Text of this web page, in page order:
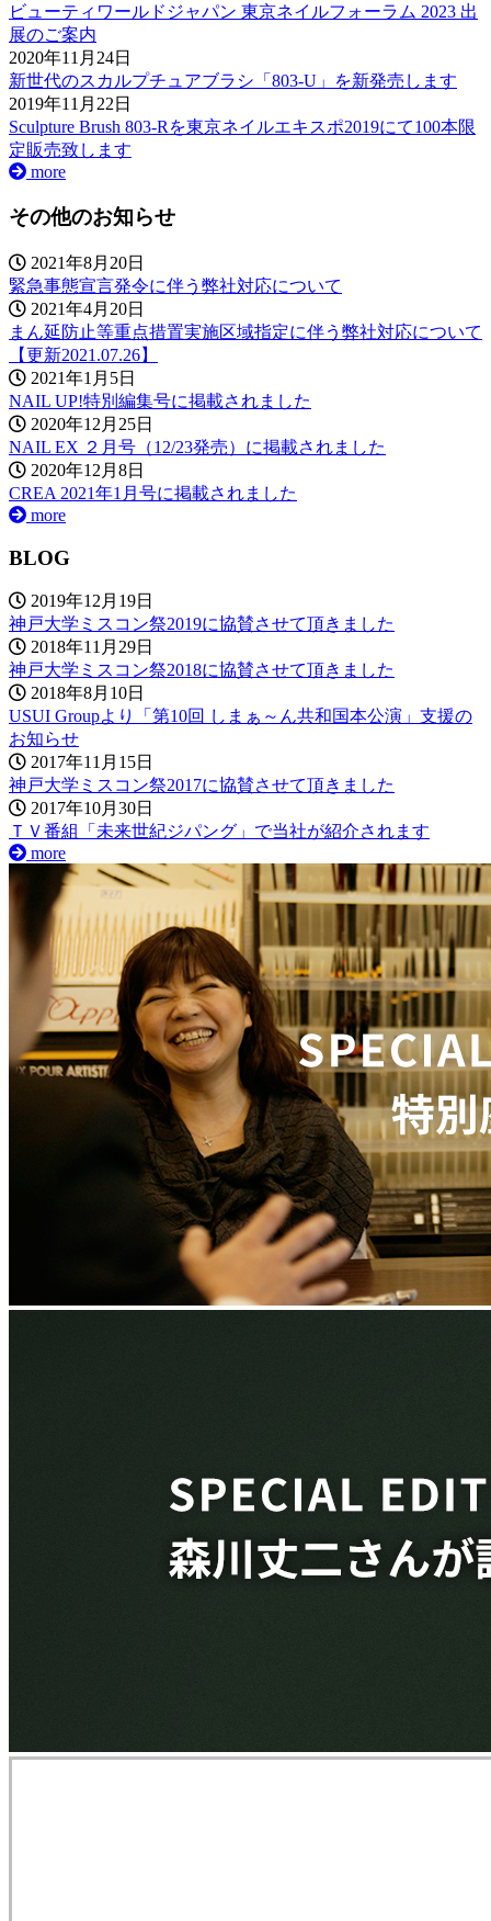
ビューティワールドジャパン 東京ネイルフォーラム 2023 出
展のご案内
2020年11月24日
新世代のスカルプチュアブラシ「803-U」を新発売します
2019年11月22日
Sculpture Brush 803-Rを東京ネイルエキスポ2019にて100本限
定販売致します
more
その他のお知らせ
2021年8月20日
緊急事態宣言発令に伴う弊社対応について
2021年4月20日
まん延防止等重点措置実施区域指定に伴う弊社対応について
【更新2021.07.26】
2021年1月5日
NAIL UP!特別編集号に掲載されました
2020年12月25日
NAIL EX ２月号（12/23発売）に掲載されました
2020年12月8日
CREA 2021年1月号に掲載されました
more
BLOG
2019年12月19日
神戸大学ミスコン祭2019に協賛させて頂きました
2018年11月29日
神戸大学ミスコン祭2018に協賛させて頂きました
2018年8月10日
USUI Groupより「第10回 しまぁ～ん共和国本公演」支援の
お知らせ
2017年11月15日
神戸大学ミスコン祭2017に協賛させて頂きました
2017年10月30日
ＴＶ番組「未来世紀ジパング」で当社が紹介されます
more